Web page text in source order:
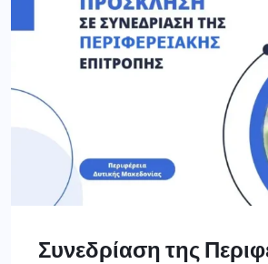
Συνεδρίαση της